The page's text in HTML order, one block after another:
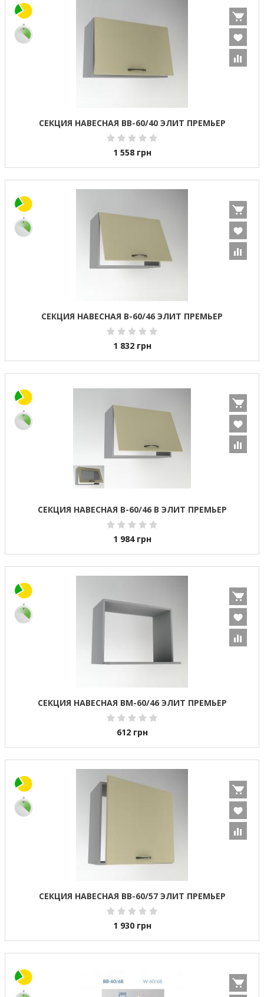
СЕКЦИЯ НАВЕСНАЯ ВВ-60/40 ЭЛИТ ПРЕМЬЕР
1 558 грн
СЕКЦИЯ НАВЕСНАЯ В-60/46 ЭЛИТ ПРЕМЬЕР
1 832 грн
СЕКЦИЯ НАВЕСНАЯ В-60/46 В ЭЛИТ ПРЕМЬЕР
1 984 грн
СЕКЦИЯ НАВЕСНАЯ ВМ-60/46 ЭЛИТ ПРЕМЬЕР
612 грн
СЕКЦИЯ НАВЕСНАЯ ВВ-60/57 ЭЛИТ ПРЕМЬЕР
1 930 грн